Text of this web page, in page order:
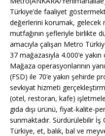
Türkiye’de faaliyet
değerlerini korumak, gelecek
mutfağının şefleriyle birlikte
amacıyla çalışan Metro
37 mağazasıyla 4.000’e
Mağaza operasyonlarının
(FSD) ile 70’e yakın şehirde
sevkiyat hizmeti
(otel, restoran, kafe)
gıda dışı ürünü, fiyat-kalite-
sunmaktadır. Sürdürülebilir
Türkiye, et, balık, bal ve